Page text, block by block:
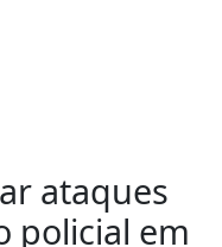
ataques
policial em